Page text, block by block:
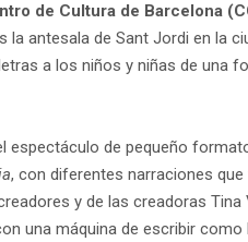
de Cultura de Barcelona
antesala de Sant Jordi en la
a los niños y niñas de una
espectáculo de pequeño
, con diferentes narraciones que
y de las creadoras Tina
una máquina de escribir como